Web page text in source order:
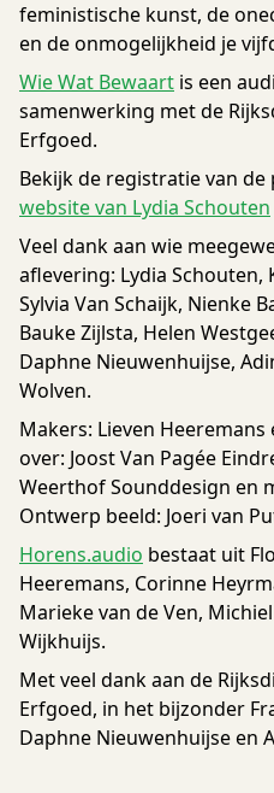
feministische kunst, de
en de onmogelijkheid je
Wie Wat Bewaart is een
samenwerking met de
Erfgoed.
Bekijk de registratie van
website van Lydia Schouten
Veel dank aan wie
aflevering: Lydia Schouten,
Sylvia Van Schaijk, Nienke
Bauke Zijlsta, Helen
Daphne Nieuwenhuijse,
Wolven.
Makers: Lieven
over: Joost Van Pagée
Weerthof Sounddesign en
Ontwerp beeld: Joeri van
Horens.audio bestaat uit
Heeremans, Corinne
Marieke van de Ven,
Wijkhuijs.
Met veel dank aan de
Erfgoed, in het bijzonder
Daphne Nieuwenhuijse en